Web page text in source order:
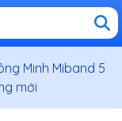
Minh Miband 5
mới